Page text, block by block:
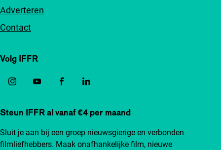
Adverteren
Contact
Volg IFFR
Steun IFFR al vanaf €4 per maand
Sluit je aan bij een groep nieuwsgierige en verbonden
filmliefhebbers. Maak onafhankelijke film, nieuwe